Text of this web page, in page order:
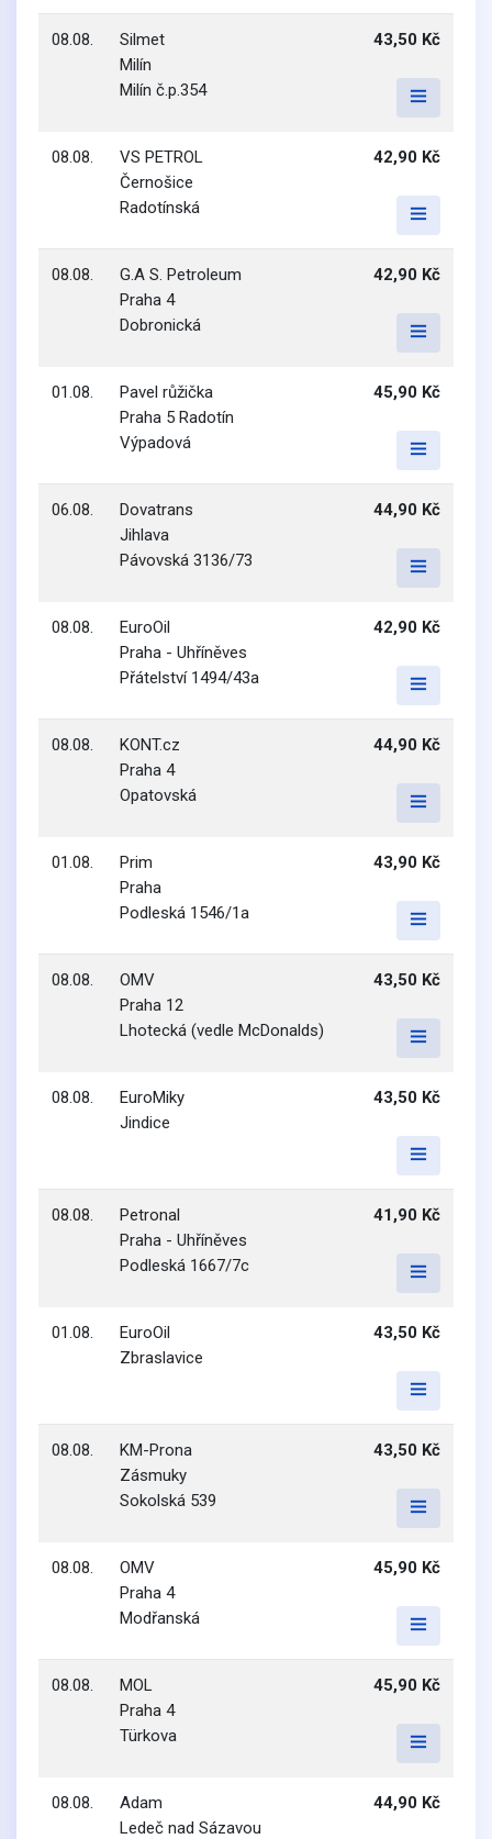
08.08.
Silmet
Milín
Milín č.p.354
43,50 Kč
08.08.
VS PETROL
Černošice
Radotínská
42,90 Kč
08.08.
G.A S. Petroleum
Praha 4
Dobronická
42,90 Kč
01.08.
Pavel růžička
Praha 5 Radotín
Výpadová
45,90 Kč
06.08.
Dovatrans
Jihlava
Pávovská 3136/73
44,90 Kč
08.08.
EuroOil
Praha - Uhříněves
Přátelství 1494/43a
42,90 Kč
08.08.
KONT.cz
Praha 4
Opatovská
44,90 Kč
01.08.
Prim
Praha
Podleská 1546/1a
43,90 Kč
08.08.
OMV
Praha 12
Lhotecká (vedle McDonalds)
43,50 Kč
08.08.
EuroMiky
Jindice
43,50 Kč
08.08.
Petronal
Praha - Uhříněves
Podleská 1667/7c
41,90 Kč
01.08.
EuroOil
Zbraslavice
43,50 Kč
08.08.
KM-Prona
Zásmuky
Sokolská 539
43,50 Kč
08.08.
OMV
Praha 4
Modřanská
45,90 Kč
08.08.
MOL
Praha 4
Türkova
45,90 Kč
08.08.
Adam
Ledeč nad Sázavou
44,90 Kč